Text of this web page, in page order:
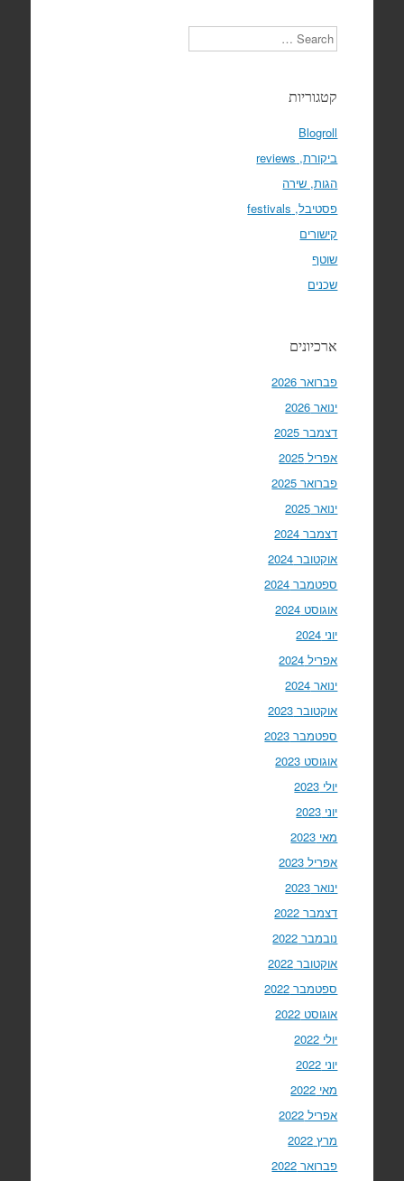
Search
קטגוריות
Blogroll
ביקורת, reviews
הגות, שירה
פסטיבל, festivals
קישורים
שוטף
שכנים
ארכיונים
פברואר 2026
ינואר 2026
דצמבר 2025
אפריל 2025
פברואר 2025
ינואר 2025
דצמבר 2024
אוקטובר 2024
ספטמבר 2024
אוגוסט 2024
יוני 2024
אפריל 2024
ינואר 2024
אוקטובר 2023
ספטמבר 2023
אוגוסט 2023
יולי 2023
יוני 2023
מאי 2023
אפריל 2023
ינואר 2023
דצמבר 2022
נובמבר 2022
אוקטובר 2022
ספטמבר 2022
אוגוסט 2022
יולי 2022
יוני 2022
מאי 2022
אפריל 2022
מרץ 2022
פברואר 2022